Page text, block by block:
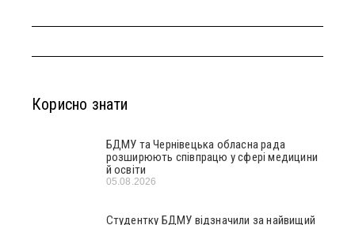
Корисно знати
БДМУ та Чернівецька обласна рада
розширюють співпрацю у сфері медицини
й освіти
05.08.2026
Студентку БДМУ відзначили за найвищий